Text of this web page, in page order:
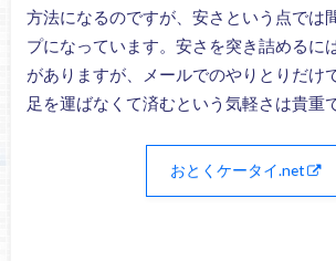
方法になるのですが、安さという点では
プになっています。安さを突き詰めるに
がありますが、メールでのやりとりだけ
足を運ばなくて済むという気軽さは貴重
おとくケータイ.net